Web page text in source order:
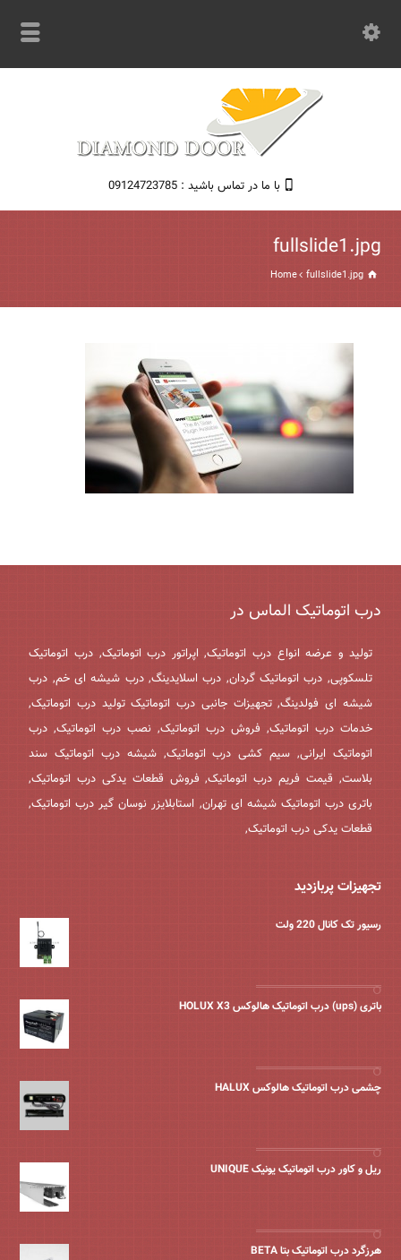
با ما در تماس باشید : 09124723785
fullslide1.jpg
Home fullslide1.jpg
درب اتوماتیک الماس در
تولید و عرضه انواع درب اتوماتیک, اپراتور درب اتوماتیک, درب اتوماتیک
تلسکوپی, درب اتوماتیک گردان, درب اسلایدینگ, درب شیشه ای خم, درب
شیشه ای فولدینگ, تجهیزات جانبی درب اتوماتیک تولید درب اتوماتیک,
خدمات درب اتوماتیک, فروش درب اتوماتیک, نصب درب اتوماتیک, درب
اتوماتیک ایرانی, سیم کشی درب اتوماتیک, شیشه درب اتوماتیک سند
بلاست, قیمت فریم درب اتوماتیک, فروش قطعات یدکی درب اتوماتیک,
باتری درب اتوماتیک شیشه ای تهران, استابلایزر نوسان گیر درب اتوماتیک,
قطعات یدکی درب اتوماتیک,
تجهیزات پربازدید
رسیور تک کانال 220 ولت
باتری (ups) درب اتوماتیک هالوکس HOLUX X3
چشمی درب اتوماتیک هالوکس HALUX
ریل و کاور درب اتوماتیک یونیک UNIQUE
هرزگرد درب اتوماتیک بتا BETA